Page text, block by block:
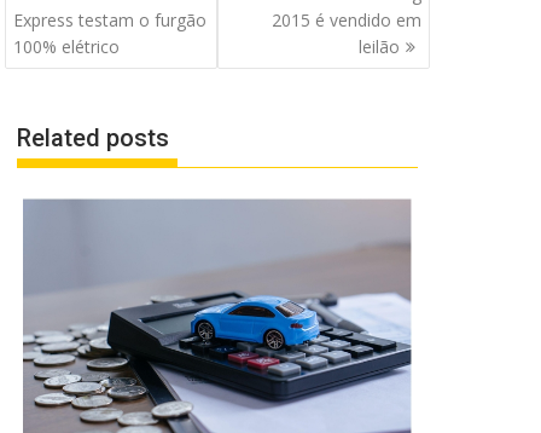
de
Post
Express testam o furgão
100% elétrico
2015 é vendido em
leilão
Related posts